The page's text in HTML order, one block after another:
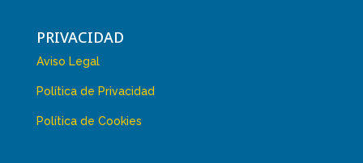
PRIVACIDAD
Aviso Legal
Política de Privacidad
Política de Cookies